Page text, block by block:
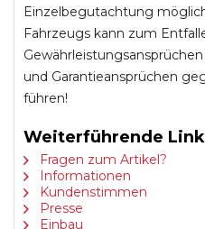
Einzelbegutachtung
Fahrzeugs kann zum
und Garantieansprüchen
führen!
Weiterführende
Fragen zum Artikel?
Informationen
Kundenstimmen
Presse
Einbau